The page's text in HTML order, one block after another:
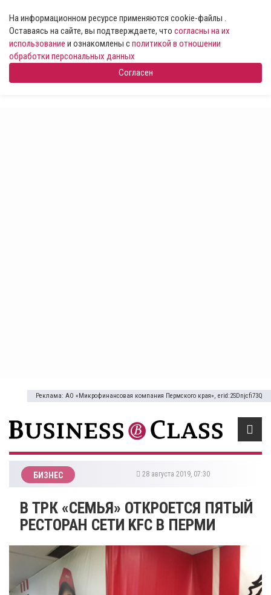
На информационном ресурсе применяются cookie-файлы .
Оставаясь на сайте, вы подтверждаете, что согласны на их
использование и ознакомлены сполитикой в отношении
обработки персональных данных
Согласен
Реклама: АО «Микрофинансовая компания Пермского края», erid:2SDnjcfi73Q
БИЗНЕС 28 августа 2019, 07:30
В ТРК «СЕМЬЯ» ОТКРОЕТСЯ ПЯТЫЙ
РЕСТОРАН СЕТИ KFC В ПЕРМИ